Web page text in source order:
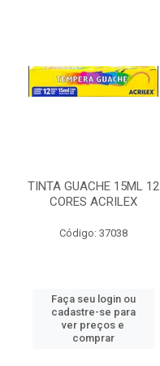
TINTA GUACHE 15ML 12
CORES ACRILEX
Código: 37038
Faça seu login ou
cadastre-se para
ver preços e
comprar